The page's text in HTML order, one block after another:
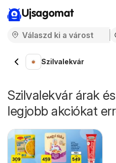
Ujsagomat
Szilvalekvár
Szilvalekvár árak
legjobb akciókat